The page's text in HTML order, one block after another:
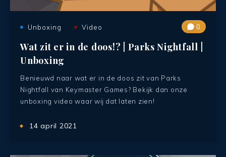
Unboxing Video 0
Wat zit er in de doos!? | Parks Nightfall |
Unboxing
Benieuwd naar wat er in de doos zit van Parks
Nightfall van Keymaster Games? Bekijk dan onze
unboxing video waar wij dat laten zien!
14 april 2021